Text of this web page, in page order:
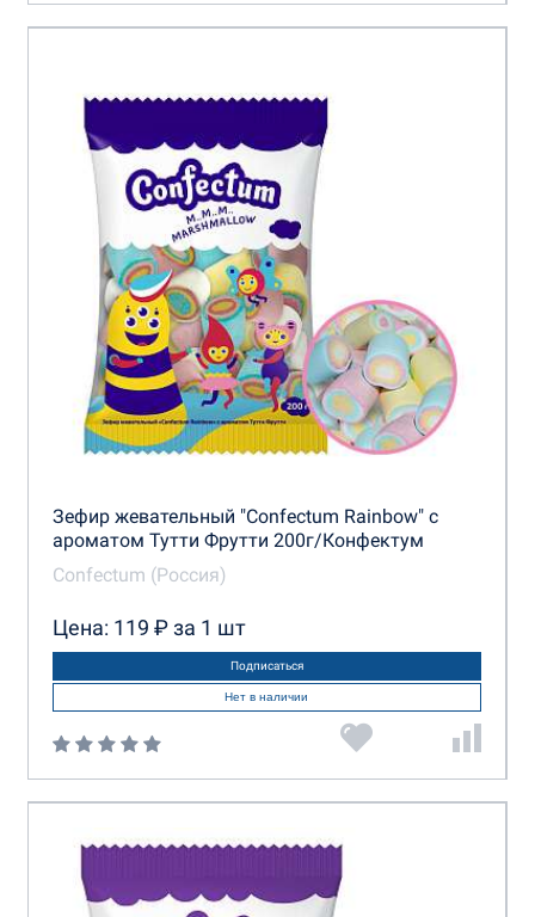
Зефир жевательный "Confectum Rainbow" с
ароматом Тутти Фрутти 200г/Конфектум
Confectum (Россия)
Цена: 119 ₽ за 1 шт
Подписаться
Нет в наличии